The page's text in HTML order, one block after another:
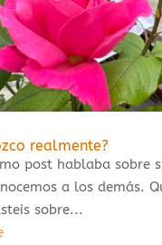
realmente?
post hablaba sobre
a los demás.
sobre...